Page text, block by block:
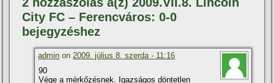
City FC – Ferencváros: 0-0
bejegyzéshez
admin on 2009. július 8. szerda - 11:16
90
Vége a mérkőzésnek. Igazságos döntetlen